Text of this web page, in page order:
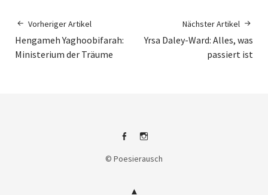
Vorheriger Artikel
Hengameh Yaghoobifarah:
Ministerium der Träume
Nächster Artikel
Yrsa Daley-Ward: Alles, was
passiert ist
FacebookInstagram
© Poesierausch